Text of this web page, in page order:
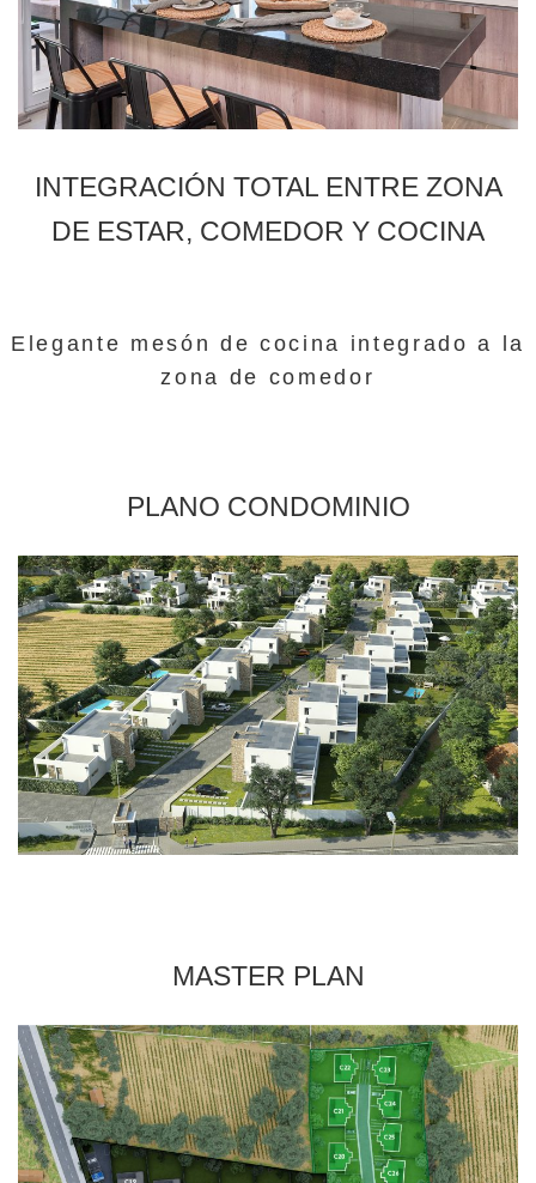
INTEGRACIÓN TOTAL ENTRE ZONA
DE ESTAR, COMEDOR Y COCINA
Elegante mesón de cocina integrado a la
zona de comedor
PLANO CONDOMINIO
MASTER PLAN